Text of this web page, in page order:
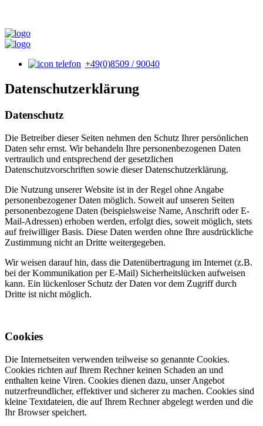
+49(0)8509 / 90040
Datenschutzerklärung
Datenschutz
Die Betreiber dieser Seiten nehmen den Schutz Ihrer persönlichen
Daten sehr ernst. Wir behandeln Ihre personenbezogenen Daten
vertraulich und entsprechend der gesetzlichen
Datenschutzvorschriften sowie dieser Datenschutzerklärung.
Die Nutzung unserer Website ist in der Regel ohne Angabe
personenbezogener Daten möglich. Soweit auf unseren Seiten
personenbezogene Daten (beispielsweise Name, Anschrift oder E-
Mail-Adressen) erhoben werden, erfolgt dies, soweit möglich, stets
auf freiwilliger Basis. Diese Daten werden ohne Ihre ausdrückliche
Zustimmung nicht an Dritte weitergegeben.
Wir weisen darauf hin, dass die Datenübertragung im Internet (z.B.
bei der Kommunikation per E-Mail) Sicherheitslücken aufweisen
kann. Ein lückenloser Schutz der Daten vor dem Zugriff durch
Dritte ist nicht möglich.
Cookies
Die Internetseiten verwenden teilweise so genannte Cookies.
Cookies richten auf Ihrem Rechner keinen Schaden an und
enthalten keine Viren. Cookies dienen dazu, unser Angebot
nutzerfreundlicher, effektiver und sicherer zu machen. Cookies sind
kleine Textdateien, die auf Ihrem Rechner abgelegt werden und die
Ihr Browser speichert.